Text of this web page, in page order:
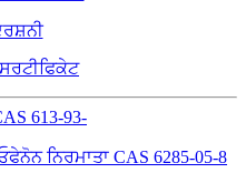
613-93-
ਨਿਰਮਾਤਾ CAS 6285-05-8